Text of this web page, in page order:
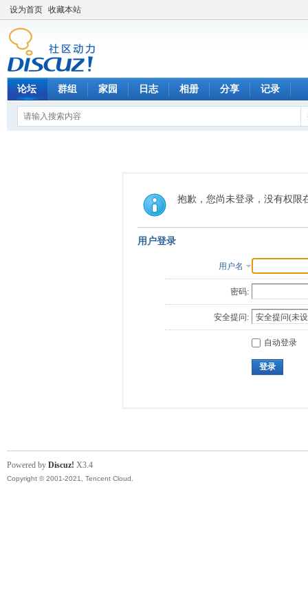
设为首页 收藏本站
论坛 群组 家园 日志 相册 分享 记录
抱歉，您尚未登录，没有权限
用户登录
用户名
密码:
安全提问:
自动登录
登录
Powered by Discuz! X3.4
Copyright © 2001-2021, Tencent Cloud.